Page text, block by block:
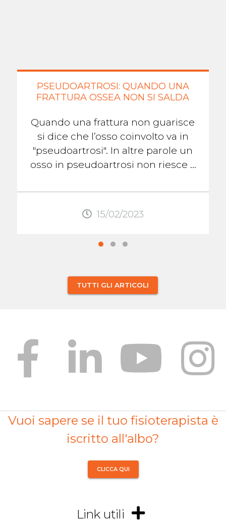
PSEUDOARTROSI: QUANDO UNA
FRATTURA OSSEA NON SI SALDA
Quando una frattura non guarisce
si dice che l’osso coinvolto va in
"pseudoartrosi". In altre parole un
osso in pseudoartrosi non riesce a
...
15/02/2023
TUTTI GLI ARTICOLI
Vuoi sapere se il tuo fisioterapista è
iscritto all'albo?
CLICCA QUI
Link utili